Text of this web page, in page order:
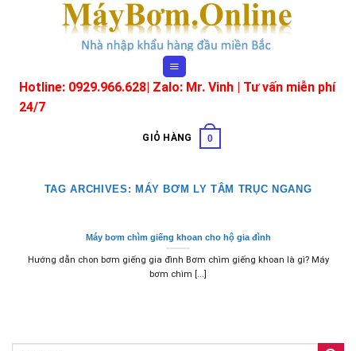
Hotline: 0929.966.628| Zalo: Mr. Vinh | Tư vấn miễn phí
24/7
GIỎ HÀNG 0
TAG ARCHIVES: MÁY BƠM LY TÂM TRỤC NGANG
Máy bơm chìm giếng khoan cho hộ gia đình
Hướng dẫn chon bơm giếng gia đình Bơm chìm giếng khoan là gì? Máy
bơm chìm [...]